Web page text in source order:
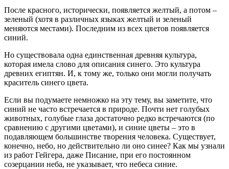
После красного, исторически, появляется желтый, а потом –
зеленый (хотя в различных языках желтый и зеленый
меняются местами). Последним из всех цветов появляется
синий.
Но существовала одна единственная древняя культура,
которая имела слово для описания синего. Это культура
древних египтян. И, к тому же, только они могли получать
краситель синего цвета.
Если вы подумаете немножко на эту тему, вы заметите, что
синий не часто встречается в природе. Почти нет голубых
животных, голубые глаза достаточно редко встречаются (по
сравнению с другими цветами), и синие цветы – это в
подавляющем большинстве творения человека. Существует,
конечно, небо, но действительно ли оно синее? Как мы узнали
из работ Гейгера, даже Писание, при его постоянном
созерцании неба, не указывает, что небеса синие.